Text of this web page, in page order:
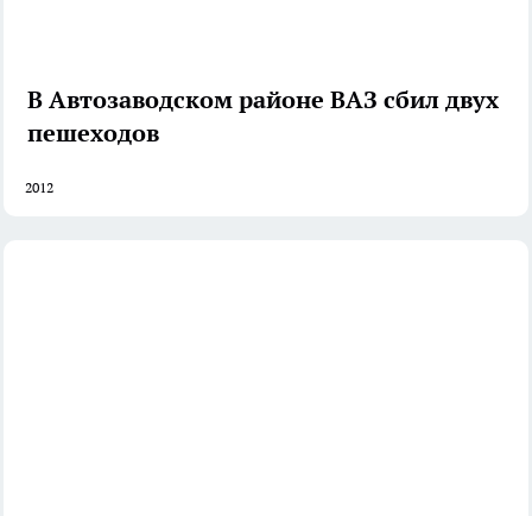
В Автозаводском районе ВАЗ сбил двух
пешеходов
2012